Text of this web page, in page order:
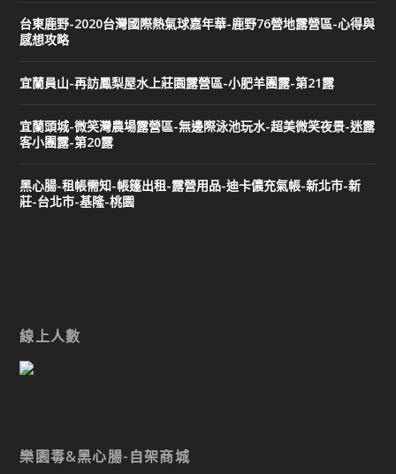
台東鹿野-2020台灣國際熱氣球嘉年華-鹿野76營地露營區-心得與
感想攻略
宜蘭員山-再訪鳳梨屋水上莊園露營區-小肥羊團露-第21露
宜蘭頭城-微笑灣農場露營區-無邊際泳池玩水-超美微笑夜景-迷露
客小團露-第20露
黑心腸-租帳需知-帳篷出租-露營用品-迪卡儂充氣帳-新北市-新
莊-台北市-基隆-桃園
線上人數
樂園毒&黑心腸-自架商城